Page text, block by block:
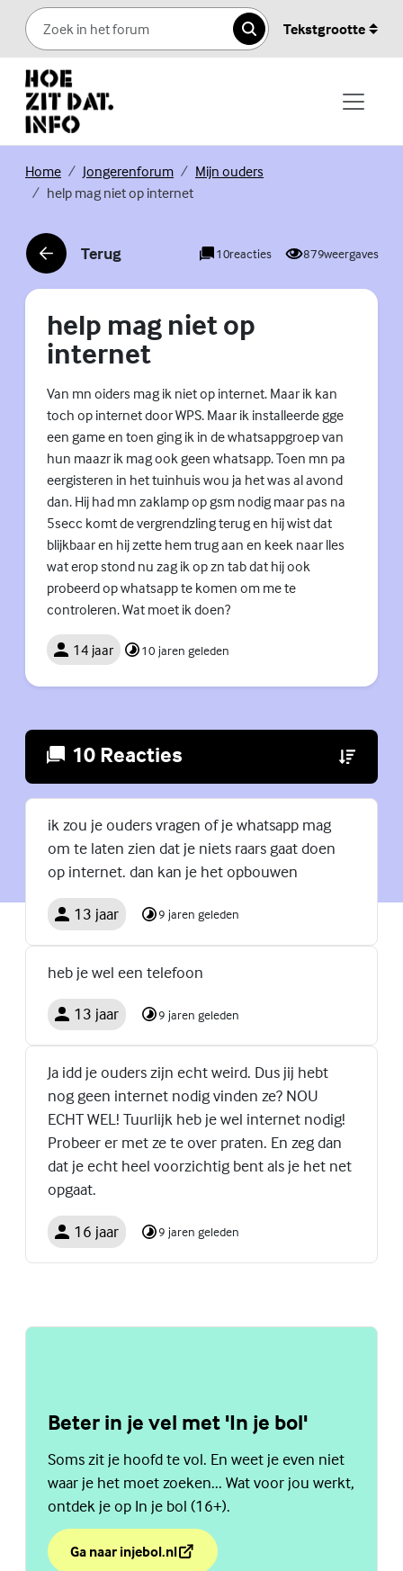
Skip to content
Zoeken
Tekstgrootte
Home(Externe link)
Jongerenforum(Externe link)
Mijn ouders
help mag niet op internet
Terug
(Externe link) 10reacties 879weergaves
help mag niet op
internet
Van mn oiders mag ik niet op internet. Maar ik kan
toch op internet door WPS. Maar ik installeerde gge
een game en toen ging ik in de whatsappgroep van
hun maazr ik mag ook geen whatsapp. Toen mn pa
eergisteren in het tuinhuis wou ja het was al avond
dan. Hij had mn zaklamp op gsm nodig maar pas na
5secc komt de vergrendzling terug en hij wist dat
blijkbaar en hij zette hem trug aan en keek naar lles
wat erop stond nu zag ik op zn tab dat hij ook
probeerd op whatsapp te komen om me te
controleren. Wat moet ik doen?
14 jaar 10 jaren geleden
10 Reacties (Externe
ik zou je ouders vragen of je whatsapp mag
om te laten zien dat je niets raars gaat doen
op internet. dan kan je het opbouwen
13 jaar 9 jaren geleden
heb je wel een telefoon
13 jaar 9 jaren geleden
Ja idd je ouders zijn echt weird. Dus jij hebt
nog geen internet nodig vinden ze? NOU
ECHT WEL! Tuurlijk heb je wel internet nodig!
Probeer er met ze te over praten. En zeg dan
dat je echt heel voorzichtig bent als je het net
opgaat.
16 jaar 9 jaren geleden
Beter in je vel met 'In je bol'
Soms zit je hoofd te vol. En weet je even niet
waar je het moet zoeken... Wat voor jou werkt,
ontdek je op In je bol (16+).
Ga naar injebol.nl
over Beter in je vel met 'In je bol'
(Externe link)